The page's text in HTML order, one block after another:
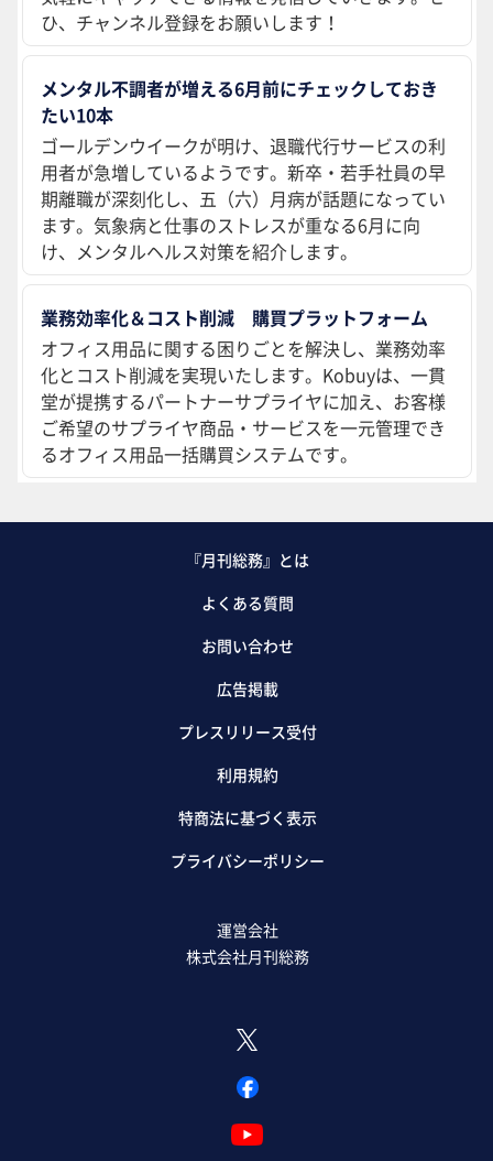
ひ、チャンネル登録をお願いします！
メンタル不調者が増える6月前にチェックしておき
たい10本
ゴールデンウイークが明け、退職代行サービスの利
用者が急増しているようです。新卒・若手社員の早
期離職が深刻化し、五（六）月病が話題になってい
ます。気象病と仕事のストレスが重なる6月に向
け、メンタルヘルス対策を紹介します。
業務効率化＆コスト削減 購買プラットフォーム
オフィス用品に関する困りごとを解決し、業務効率
化とコスト削減を実現いたします。Kobuyは、一貫
堂が提携するパートナーサプライヤに加え、お客様
ご希望のサプライヤ商品・サービスを一元管理でき
るオフィス用品一括購買システムです。
『月刊総務』とは
よくある質問
お問い合わせ
広告掲載
プレスリリース受付
利用規約
特商法に基づく表示
プライバシーポリシー
運営会社
株式会社月刊総務